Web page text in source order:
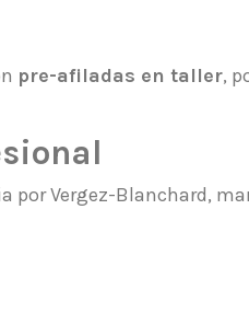
pre-afiladas en taller,
por Vergez-Blanchard,